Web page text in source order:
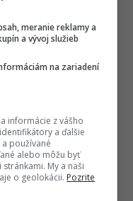
meranie reklamy a
a vývoj služieb
na zariadení
informácie z vášho
a ďalšie
používané
alebo môžu byť
My a naši
o geolokácii. Pozrite